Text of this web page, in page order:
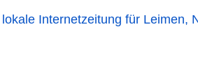
Internetzeitung für Leimen,